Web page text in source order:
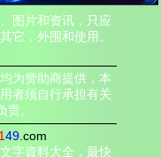
图片和资讯，只应
它，外围和使用。
为赞助商提供，本
者须自行承担有关
。
49 .com
字資料大全，最快